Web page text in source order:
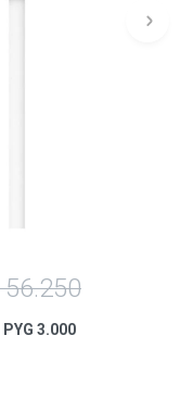
56.250
PYG 3.000